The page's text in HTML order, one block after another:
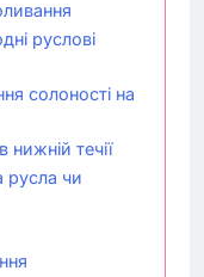
руслові
солоності на
течії
русла чи